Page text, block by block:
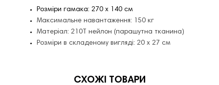
Розміри гамака: 270 х 140 см
Максимальне навантаження: 150 кг
Матеріал: 210Т нейлон (парашутна тканина)
Розміри в складеному вигляді: 20 х 27 см
СХОЖІ ТОВАРИ